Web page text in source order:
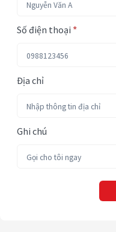
Số điện thoại *
Địa chỉ
Ghi chú